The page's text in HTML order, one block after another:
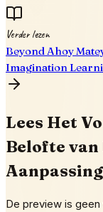
Verder lezen
Beyond Ahoy
Imagination
Lees Het
Belofte
De preview is